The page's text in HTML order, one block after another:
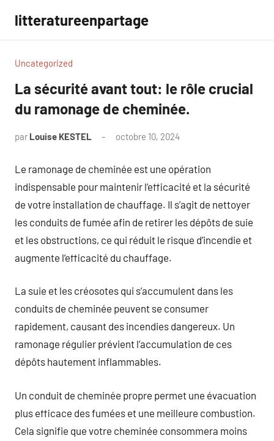
contenu
litteratureenpartage
Uncategorized
La sécurité avant tout: le rôle crucial
du ramonage de cheminée.
par Louise KESTEL octobre 10, 2024
Le ramonage de cheminée est une opération
indispensable pour maintenir l’efficacité et la sécurité
de votre installation de chauffage. Il s’agit de nettoyer
les conduits de fumée afin de retirer les dépôts de suie
et les obstructions, ce qui réduit le risque d’incendie et
augmente l’efficacité du chauffage.
La suie et les créosotes qui s’accumulent dans les
conduits de cheminée peuvent se consumer
rapidement, causant des incendies dangereux. Un
ramonage régulier prévient l’accumulation de ces
dépôts hautement inflammables.
Un conduit de cheminée propre permet une évacuation
plus efficace des fumées et une meilleure combustion.
Cela signifie que votre cheminée consommera moins